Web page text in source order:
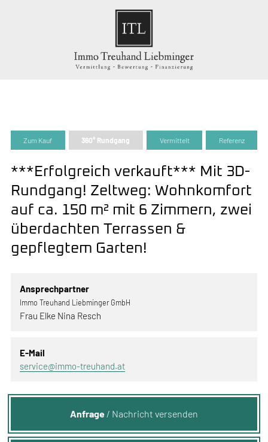
Zum Kauf 360° Rundgang Vermittelt Referenz
***Erfolgreich verkauft*** Mit 3D-
Rundgang! Zeltweg: Wohnkomfort
auf ca. 150 m² mit 6 Zimmern, zwei
überdachten Terrassen &
gepflegtem Garten!
Ansprechpartner
Immo Treuhand Liebminger GmbH
Frau Elke Nina Resch
E-Mail
service@immo-treuhand.at
Anfrage / Nachricht versenden